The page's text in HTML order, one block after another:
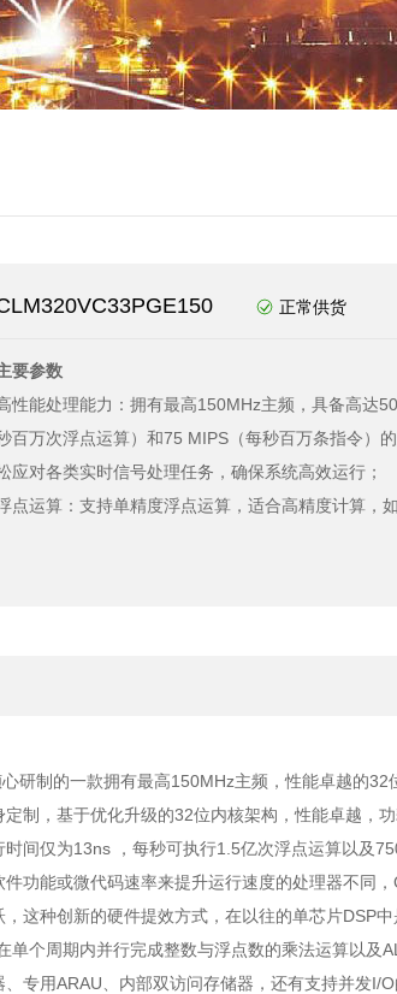
正常供货
要参数
性能处理能力：拥有最高150MHz主频，具备高达
百万次浮点运算）和75 MIPS（每秒百万条指令）
应对各类实时信号处理任务，确保系统高效运行；
点运算：支持单精度浮点运算，适合高精度计算，
控制器:支持直接内存访问，减少CPU负担；
妙电压设计：采用双电压设计，1.8V的内核电压实
的I/O电压，动态功耗低于200 mW，支持低功耗
），保证了良好的兼容性，完美平衡功耗与适配
持国际同类型产品开发环境，提供丰富的调试和优
配多样场景：采用LQFP - 144（20×20mm）封装
适用于高密度PCB布局；工作温度范围为0°C至
研制的一款拥有最高150MHz主频，性能卓越的32
定制，基于优化升级的32位内核架构，性能卓越，
间仅为13ns ，每秒可执行1.5亿次浮点运算以及
功能或微代码速率来提升运行速度的处理器不同
这种创新的硬件提效方式，在以往的单芯片DSP中
个周期内并行完成整数与浮点数的乘法运算以及
专用ARAU、内部双访问存储器，还有支持并发I/